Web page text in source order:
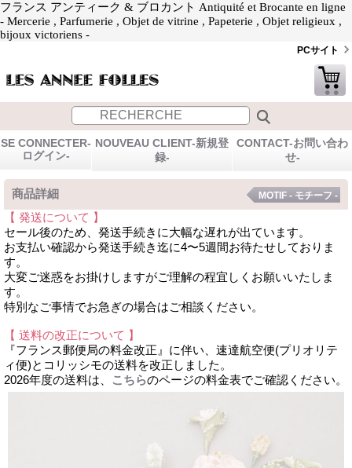
フランス アンティーク & ブロカント Antiquité et Brocante en ligne
- Mercerie , Parfumerie , Objet de vitrine , Papeterie , Objet religieux ,
bijoux victoriens -
PCサイト
SE CONNECTER-
ログイン-
NOUVEAU CLIENT-新規登
録-
CONTACT-お問い合わ
せ-
商品詳細 MOTIF - モチーフ -
【 発送について 】
セール後のため、発送手続きに大幅な遅れが出ています。
お支払い確認から発送手続き迄に4〜5週間お待たせしておりま
す。
大変ご迷惑をお掛けしますがご理解の程宜しくお願いいたしま
す。
特別なご事情でお急ぎの場合はご相談ください。
【 送料の改正について 】
『フランス郵便局の料金改正』に伴い、速達航空便(プリオリテ
ィ便)とコリッシモの送料を改正しました。
2026年度の送料は、
こちらのページの料金表でご確認ください。